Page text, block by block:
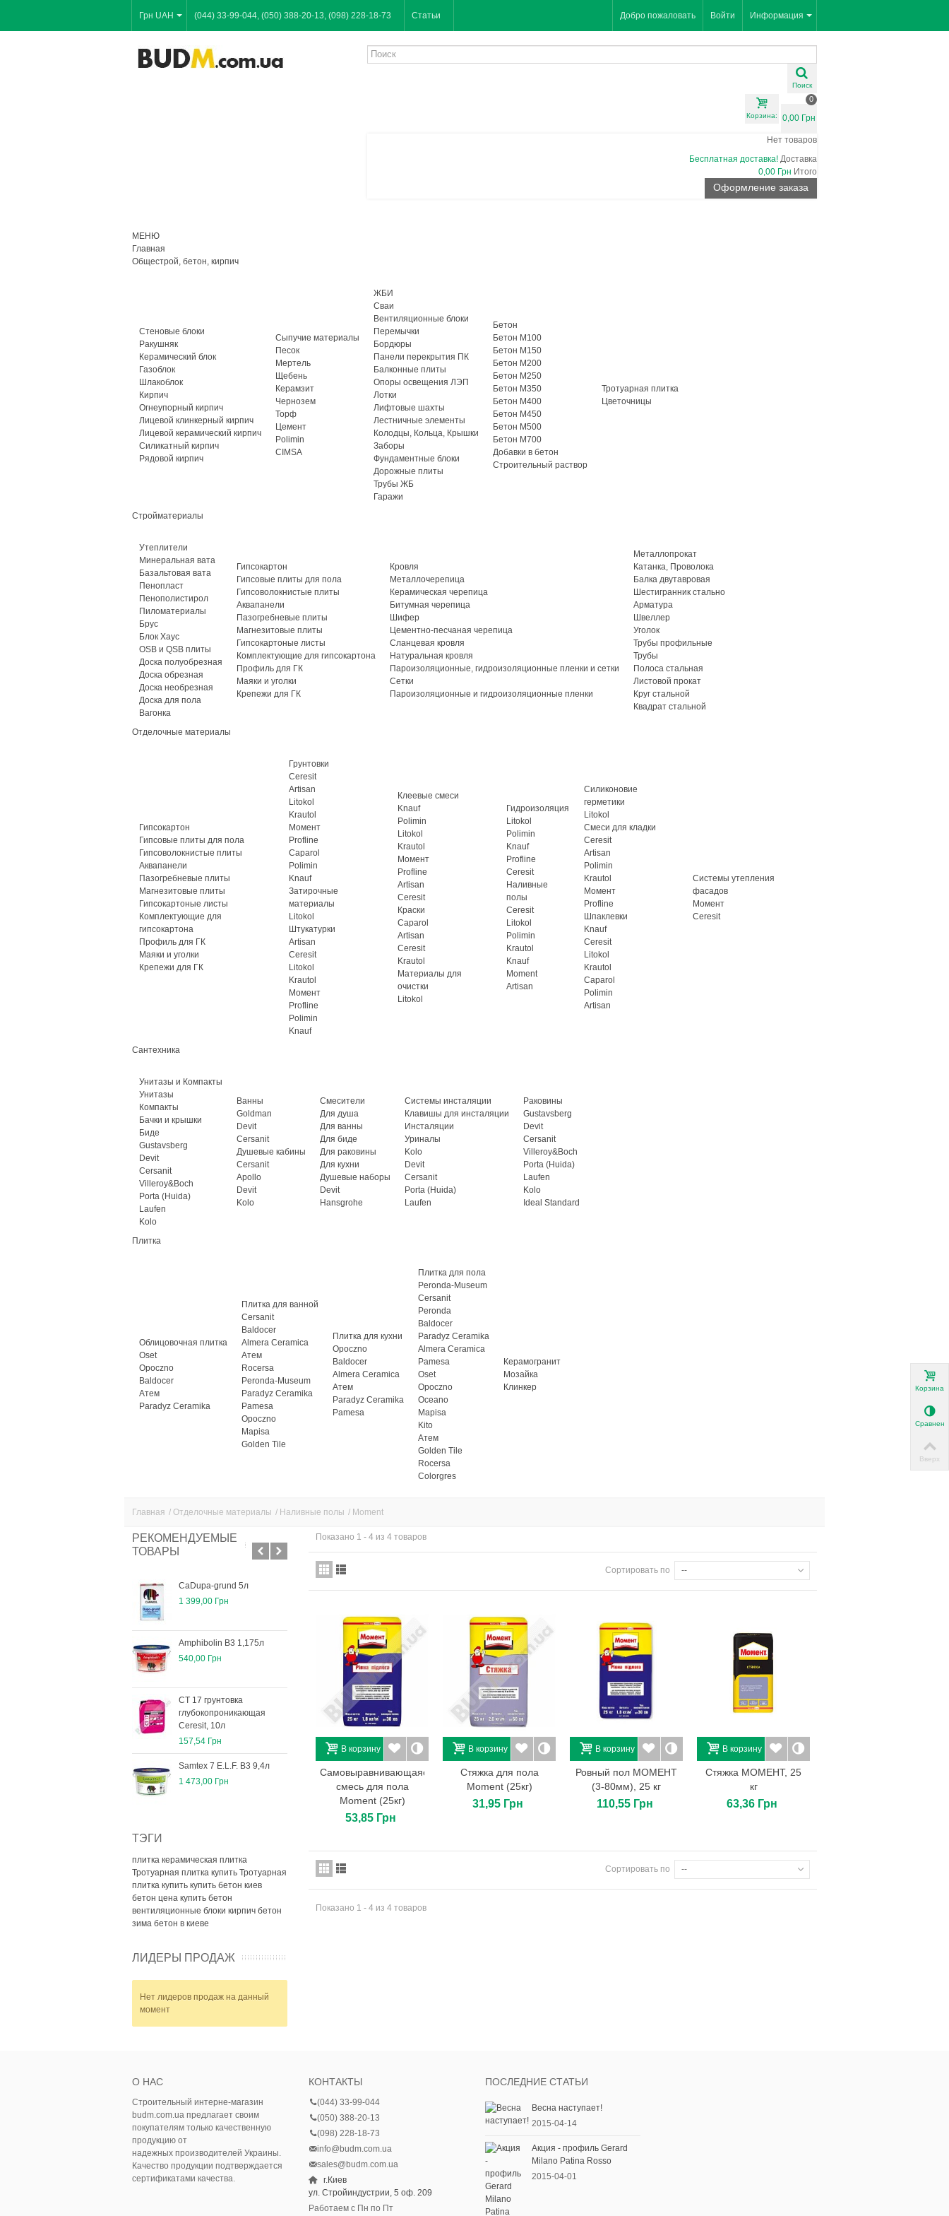
Грн UAH Информация
(044) 33-99-044, (050) 388-20-13, (098) 228-18-73 Статьи Добро пожаловать Войти
Поиск
Корзина:
0
0,00 Грн
Нет товаров
Бесплатная доставка! Доставка
0,00 Грн Итого
Оформление заказа
МЕНЮ
Главная
Общестрой, бетон, кирпич
Стеновые блоки
Ракушняк
Керамический блок
Газоблок
Шлакоблок
Кирпич
Огнеупорный кирпич
Лицевой клинкерный кирпич
Лицевой керамический кирпич
Силикатный кирпич
Рядовой кирпич
Сыпучие материалы
Песок
Мертель
Щебень
Керамзит
Чернозем
Торф
Цемент
Polimin
CIMSA
ЖБИ
Сваи
Вентиляционные блоки
Перемычки
Бордюры
Панели перекрытия ПК
Балконные плиты
Опоры освещения ЛЭП
Лотки
Лифтовые шахты
Лестничные элементы
Колодцы, Кольца, Крышки
Заборы
Фундаментные блоки
Дорожные плиты
Трубы ЖБ
Гаражи
Бетон
Бетон М100
Бетон М150
Бетон М200
Бетон М250
Бетон М350
Бетон М400
Бетон М450
Бетон М500
Бетон М700
Добавки в бетон
Строительный раствор
Тротуарная плитка
Цветочницы
Стройматериалы
Утеплители
Минеральная вата
Базальтовая вата
Пенопласт
Пенополистирол
Пиломатериалы
Брус
Блок Хаус
OSB и QSB плиты
Доска полуобрезная
Доска обрезная
Доска необрезная
Доска для пола
Вагонка
Гипсокартон
Гипсовые плиты для пола
Гипсоволокнистые плиты
Аквапанели
Пазогребневые плиты
Магнезитовые плиты
Гипсокартоные листы
Комплектующие для гипсокартона
Профиль для ГК
Маяки и уголки
Крепежи для ГК
Кровля
Металлочерепица
Керамическая черепица
Битумная черепица
Шифер
Цементно-песчаная черепица
Сланцевая кровля
Натуральная кровля
Пароизоляционные, гидроизоляционные пленки и сетки
Сетки
Пароизоляционные и гидроизоляционные пленки
Металлопрокат
Катанка, Проволока
Балка двутавровая
Шестигранник стально
Арматура
Швеллер
Уголок
Трубы профильные
Трубы
Полоса стальная
Листовой прокат
Круг стальной
Квадрат стальной
Отделочные материалы
Гипсокартон
Гипсовые плиты для пола
Гипсоволокнистые плиты
Аквапанели
Пазогребневые плиты
Магнезитовые плиты
Гипсокартоные листы
Комплектующие для
гипсокартона
Профиль для ГК
Маяки и уголки
Крепежи для ГК
Грунтовки
Ceresit
Artisan
Litokol
Krautol
Момент
Profline
Caparol
Polimin
Knauf
Затирочные
материалы
Litokol
Штукатурки
Artisan
Ceresit
Litokol
Krautol
Момент
Profline
Polimin
Knauf
Клеевые смеси
Knauf
Polimin
Litokol
Krautol
Момент
Profline
Artisan
Ceresit
Краски
Caparol
Artisan
Ceresit
Krautol
Материалы для
очистки
Litokol
Гидроизоляция
Litokol
Polimin
Knauf
Profline
Ceresit
Наливные
полы
Ceresit
Litokol
Polimin
Krautol
Knauf
Moment
Artisan
Силиконовие
герметики
Litokol
Смеси для кладки
Ceresit
Artisan
Polimin
Krautol
Момент
Profline
Шпаклевки
Knauf
Ceresit
Litokol
Krautol
Caparol
Polimin
Artisan
Системы утепления
фасадов
Момент
Ceresit
Сантехника
Унитазы и Компакты
Унитазы
Компакты
Бачки и крышки
Биде
Gustavsberg
Devit
Cersanit
Villeroy&Boch
Porta (Huida)
Laufen
Kolo
Ванны
Goldman
Devit
Cersanit
Душевые кабины
Cersanit
Apollo
Devit
Kolo
Смесители
Для душа
Для ванны
Для биде
Для раковины
Для кухни
Душевые наборы
Devit
Hansgrohe
Системы инсталяции
Клавишы для инсталяции
Инсталяции
Уриналы
Kolo
Devit
Cersanit
Porta (Huida)
Laufen
Раковины
Gustavsberg
Devit
Cersanit
Villeroy&Boch
Porta (Huida)
Laufen
Kolo
Ideal Standard
Плитка
Облицовочная плитка
Oset
Opoczno
Baldocer
Атем
Paradyz Ceramika
Плитка для ванной
Cersanit
Baldocer
Almera Ceramica
Атем
Rocersa
Peronda-Museum
Paradyz Ceramika
Pamesa
Opoczno
Mapisa
Golden Tile
Плитка для кухни
Opoczno
Baldocer
Almera Ceramica
Атем
Paradyz Ceramika
Pamesa
Плитка для пола
Peronda-Museum
Cersanit
Peronda
Baldocer
Paradyz Ceramika
Almera Ceramica
Pamesa
Oset
Opoczno
Oceano
Mapisa
Kito
Атем
Golden Tile
Rocersa
Colorgres
Керамогранит
Мозайка
Клинкер
Главная / Отделочные материалы / Наливные полы / Moment
РЕКОМЕНДУЕМЫЕ
ТОВАРЫ
CaDupa-grund 5л
1 399,00 Грн
Amphibolin B3 1,175л
540,00 Грн
СТ 17 грунтовка
глубокопроникающая
Ceresit, 10л
157,54 Грн
Samtex 7 E.L.F. B3 9,4л
1 473,00 Грн
124,80 Грн
Тротуарная плитка
Двойное «Т» 20х16х8.
Цвет:...
169,20 Грн
Бордюр парковый 80*20*8.
Цвет: венге.
56,40 Грн
Цвет: графит.
56,40 Грн
ТЭГИ
плитка керамическая плитка
Тротуарная плитка купить Тротуарная
плитка купить купить бетон киев
бетон цена купить бетон
вентиляционные блоки кирпич бетон
зима бетон в киеве
ЛИДЕРЫ ПРОДАЖ
Нет лидеров продаж на данный
момент
Показано 1 - 4 из 4 товаров
Сортировать по --
В корзину
Самовыравнивающаяся
смесь для пола
Moment (25кг)
53,85 Грн
В корзину
Стяжка для пола
Moment (25кг)
31,95 Грн
В корзину
Ровный пол МОМЕНТ
(3-80мм), 25 кг
110,55 Грн
В корзину
Стяжка МОМЕНТ, 25
кг
63,36 Грн
Сортировать по --
Показано 1 - 4 из 4 товаров
О НАС
Строительный интерне-магазин
budm.com.ua предлагает своим
покупателям только качественную
продукцию от
надежных производителей Украины.
Качество продукции подтверждается
сертификатами качества.
КОНТАКТЫ
(044) 33-99-044
(050) 388-20-13
(098) 228-18-73
info@budm.com.ua
sales@budm.com.ua
г.Киев
ул. Стройиндустрии, 5 оф. 209
Работаем с Пн по Пт
ПОСЛЕДНИЕ СТАТЬИ
Весна наступает!
2015-04-14
Акция - профиль Gerard
Milano Patina Rosso
2015-04-01
Корзина
Вверх